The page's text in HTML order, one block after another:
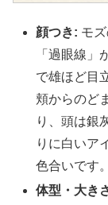
顔つき: モ
「過眼線
で雄ほど目
頬からのど
り、頭は銀
りに白いア
色合いです。
体型・大き